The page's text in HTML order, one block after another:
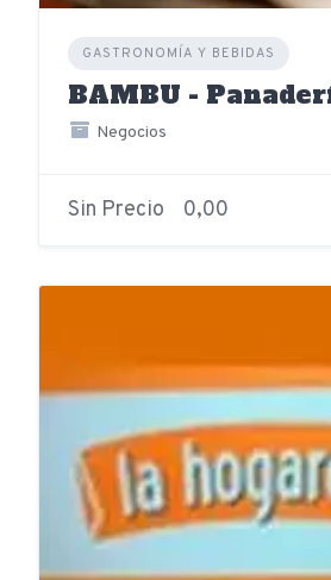
GASTRONOMÍA Y BEBIDAS
BAMBU -
Negocios
Sin Precio 0,00